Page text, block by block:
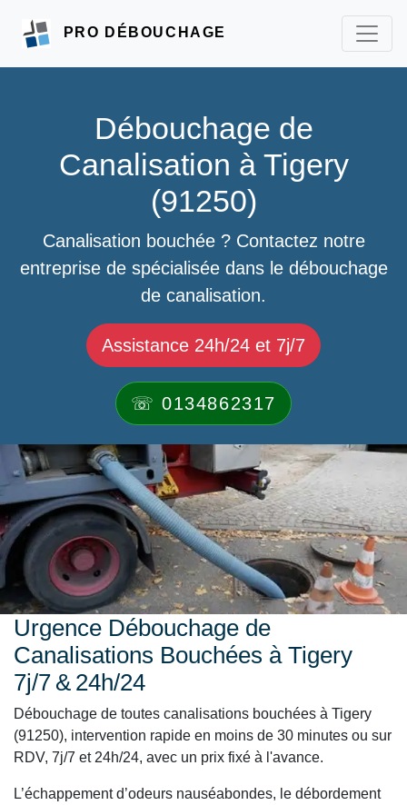
PRO DÉBOUCHAGE
Débouchage de
Canalisation à Tigery
(91250)
Canalisation bouchée ? Contactez notre
entreprise de spécialisée dans le débouchage
de canalisation.
Assistance 24h/24 et 7j/7
☏ 0134862317
Urgence Débouchage de
Canalisations Bouchées à Tigery
7j/7 & 24h/24
Débouchage de toutes canalisations bouchées à Tigery
(91250), intervention rapide en moins de 30 minutes ou sur
RDV, 7j/7 et 24h/24, avec un prix fixé à l'avance.
L’échappement d’odeurs nauséabondes, le débordement